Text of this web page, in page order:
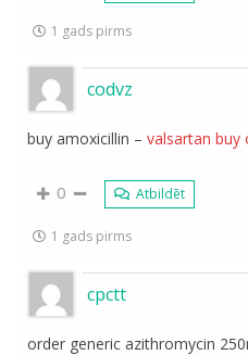
1 gads pirms
codvz
buy amoxicillin –valsartan buy
0 Atbildēt
1 gads pirms
cpctt
order generic azithromycin